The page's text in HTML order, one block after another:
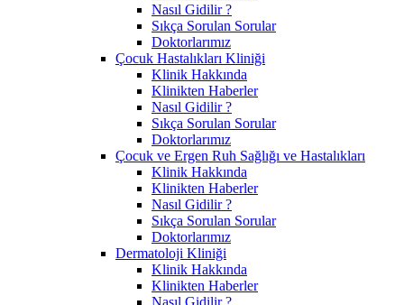
Nasıl Gidilir ?
Sıkça Sorulan Sorular
Doktorlarımız
Çocuk Hastalıkları Kliniği
Klinik Hakkında
Klinikten Haberler
Nasıl Gidilir ?
Sıkça Sorulan Sorular
Doktorlarımız
Çocuk ve Ergen Ruh Sağlığı ve Hastalıkları
Klinik Hakkında
Klinikten Haberler
Nasıl Gidilir ?
Sıkça Sorulan Sorular
Doktorlarımız
Dermatoloji Kliniği
Klinik Hakkında
Klinikten Haberler
Nasıl Gidilir ?